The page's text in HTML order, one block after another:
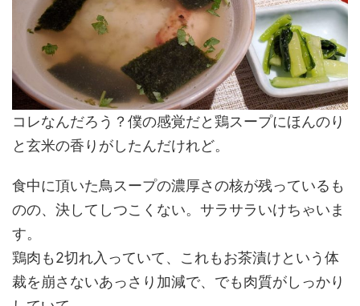
コレなんだろう？僕の感覚だと鶏スープにほんのり
と玄米の香りがしたんだけれど。
食中に頂いた鳥スープの濃厚さの核が残っているも
のの、決してしつこくない。サラサラいけちゃいま
す。
鶏肉も2切れ入っていて、これもお茶漬けという体
裁を崩さないあっさり加減で、でも肉質がしっかり